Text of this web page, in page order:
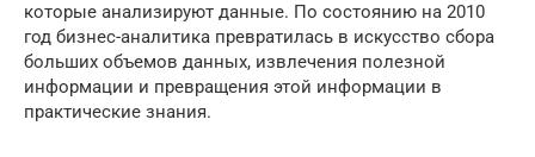
которые анализируют данные. По состоянию на 2010
год бизнес-аналитика превратилась в искусство сбора
больших объемов данных, извлечения полезной
информации и превращения этой информации в
практические знания.